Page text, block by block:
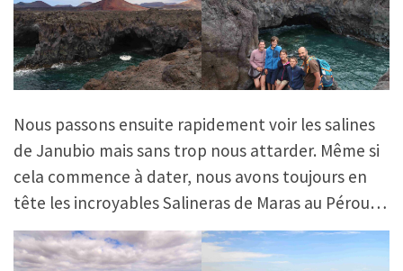
Nous passons ensuite rapidement voir les salines
de Janubio mais sans trop nous attarder. Même si
cela commence à dater, nous avons toujours en
tête les incroyables Salineras de Maras au Pérou…